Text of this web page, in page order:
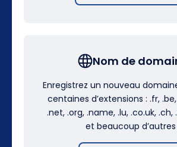
Nom de
Enregistrez un nouveau
centaines d’extensions : .fr,
.net, .org, .name, .lu, .co.uk, .ch,
et beaucoup d’autres